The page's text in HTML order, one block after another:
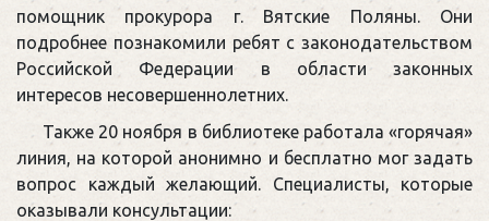
помощник прокурора г. Вятские Поляны. Они
подробнее познакомили ребят с законодательством
Российской Федерации в области законных
интересов несовершеннолетних.
Также 20 ноября в библиотеке работала «горячая»
линия, на которой анонимно и бесплатно мог задать
вопрос каждый желающий. Специалисты, которые
оказывали консультации: